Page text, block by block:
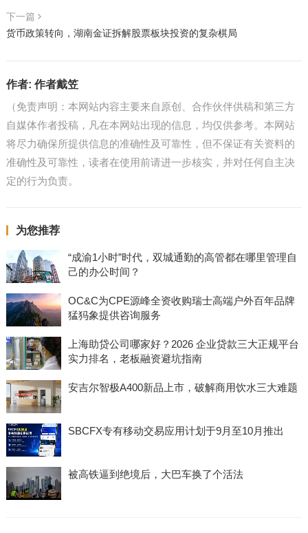
下一篇
货币政策转向，湖南金证拆解股票板块投资的复杂棋局
作者: 作者戴笠
（免责声明：本网站内容主要来自原创、合作伙伴供稿和第三方
自媒体作者投稿，凡在本网站出现的信息，均仅供参考。本网站
将尽力确保所提供信息的准确性及可靠性，但不保证有关资料的
准确性及可靠性，读者在使用前请进一步核实，并对任何自主决
定的行为负责。
为您推荐
“成渝1小时”时代，双城通勤的高管都在哪里管理自
己的办公时间？
OC&C为CPE源峰全资收购瑞士高端户外百年品牌
猛犸象提供咨询服务
上海助贷公司哪家好？2026 企业贷款三大正规平台
实力排名，老板融资避坑指南
安吉尔智极A400新品上市，破解商用饮水三大难题
SBCFX专有移动交易应用计划于9月至10月推出
被高铁逼到绝境后，大巴车换了个活法